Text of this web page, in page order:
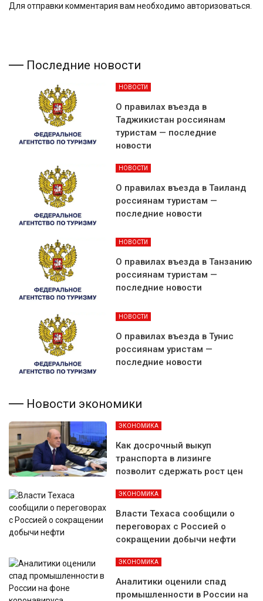
Для отправки комментария вам необходимо авторизоваться
Последние новости
НОВОСТИ
О правилах въезда в
Таджикистан россиянам
туристам — последние
новости
НОВОСТИ
О правилах въезда в Таиланд
россиянам туристам —
последние новости
НОВОСТИ
О правилах въезда в Танзанию
россиянам туристам —
последние новости
НОВОСТИ
О правилах въезда в Тунис
россиянам уристам —
последние новости
Новости экономики
ЭКОНОМИКА
Как досрочный выкуп
транспорта в лизинге
позволит сдержать рост цен
ЭКОНОМИКА
Власти Техаса сообщили о
переговорах с Россией о
сокращении добычи нефти
ЭКОНОМИКА
Аналитики оценили спад
промышленности в России на